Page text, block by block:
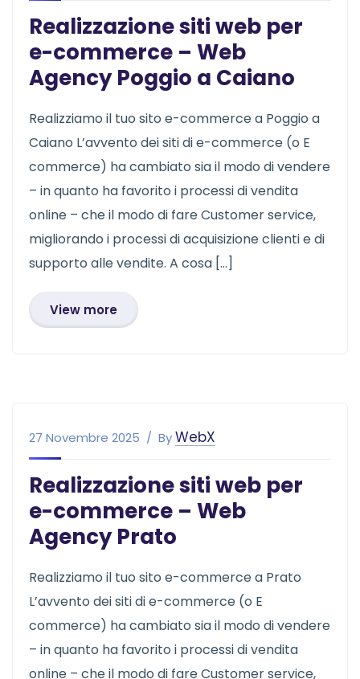
Realizzazione siti web per
e-commerce – Web
Agency Poggio a Caiano
Realizziamo il tuo sito e-commerce a Poggio a
Caiano L’avvento dei siti di e-commerce (o E
commerce) ha cambiato sia il modo di vendere
– in quanto ha favorito i processi di vendita
online – che il modo di fare Customer service,
migliorando i processi di acquisizione clienti e di
supporto alle vendite. A cosa […]
View more
27 Novembre 2025 ByWebX
Realizzazione siti web per
e-commerce – Web
Agency Prato
Realizziamo il tuo sito e-commerce a Prato
L’avvento dei siti di e-commerce (o E
commerce) ha cambiato sia il modo di vendere
– in quanto ha favorito i processi di vendita
online – che il modo di fare Customer service,